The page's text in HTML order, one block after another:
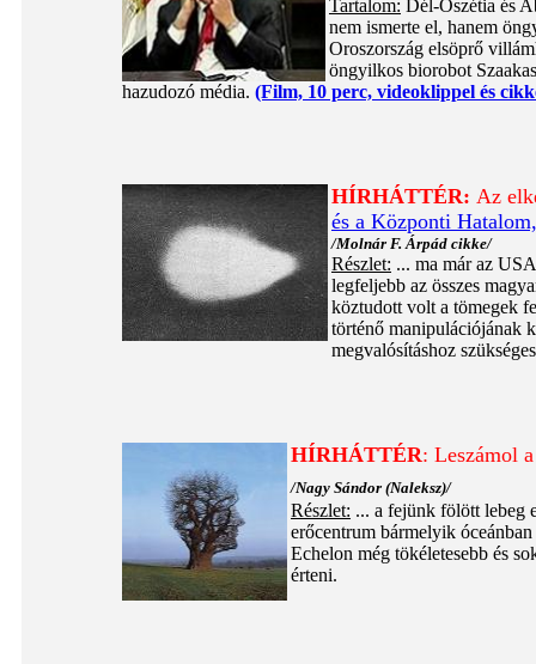
Tartalom: Dél-Oszétia és
nem ismerte el, hanem
Oroszország elsöprő
öngyilkos biorobot
hazudozó média. (Film, 10 perc, videoklippel és
HÍRHÁTTÉR: Az
és a Központi
/Molnár F. Árpád cikke/
Részlet: ... ma már az
legfeljebb az összes
köztudott volt a tömegek
történő manipulációjának
megvalósításhoz
HÍRHÁTTÉR: Leszámol
/Nagy Sándor (Naleksz)/
Részlet: ... a fejünk fölött lebeg
erőcentrum bármelyik
Echelon még tökéletesebb és
érteni.